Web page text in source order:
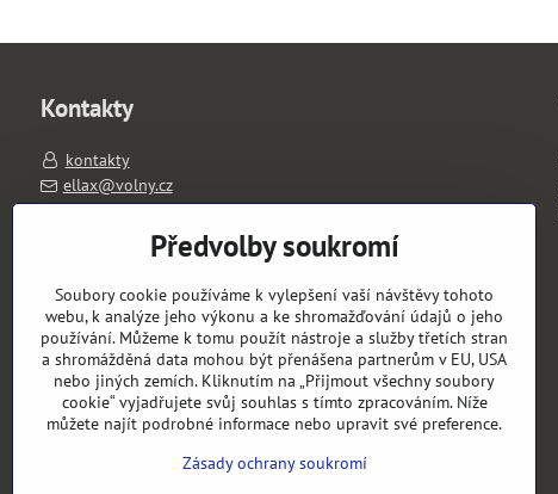
Kontakty
kontakty
ellax@volny.cz
603263026
PO-PÁ 11-18 hod.
výdejní místo: Slavíkova 1657/1, 120 00 Praha 2
Objednávky
Stav objednávky
Předvolby soukromí
Soubory cookie používáme k vylepšení vaší návštěvy tohoto
webu, k analýze jeho výkonu a ke shromažďování údajů o jeho
používání. Můžeme k tomu použít nástroje a služby třetích stran
a shromážděná data mohou být přenášena partnerům v EU, USA
nebo jiných zemích. Kliknutím na „Přijmout všechny soubory
cookie“ vyjadřujete svůj souhlas s tímto zpracováním. Níže
můžete najít podrobné informace nebo upravit své preference.
Zásady ochrany soukromí